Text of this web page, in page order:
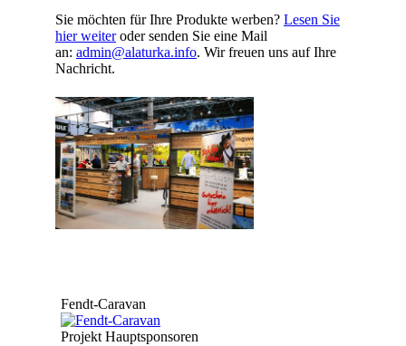
Sie möchten für Ihre Produkte werben? Lesen Sie
hier weiteroder senden Sie eine Mail
an: admin@alaturka.info. Wir freuen uns auf Ihre
Nachricht.
Fendt-Caravan
Projekt Hauptsponsoren